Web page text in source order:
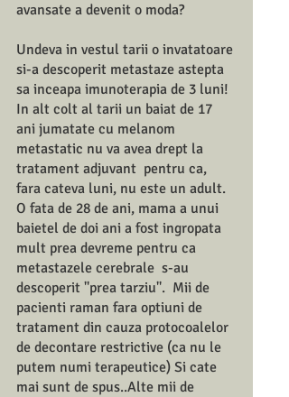
avansate a devenit o moda?
Undeva in vestul tarii o invatatoare
si-a descoperit metastaze astepta
sa inceapa imunoterapia de 3 luni!
In alt colt al tarii un baiat de 17
ani jumatate cu melanom
metastatic nu va avea drept la
tratament adjuvant  pentru ca,
fara cateva luni, nu este un adult.
O fata de 28 de ani, mama a unui
baietel de doi ani a fost ingropata
mult prea devreme pentru ca
metastazele cerebrale  s-au
descoperit ''prea tarziu''.  Mii de
pacienti raman fara optiuni de
tratament din cauza protocoalelor
de decontare restrictive (ca nu le
putem numi terapeutice) Si cate
mai sunt de spus..Alte mii de